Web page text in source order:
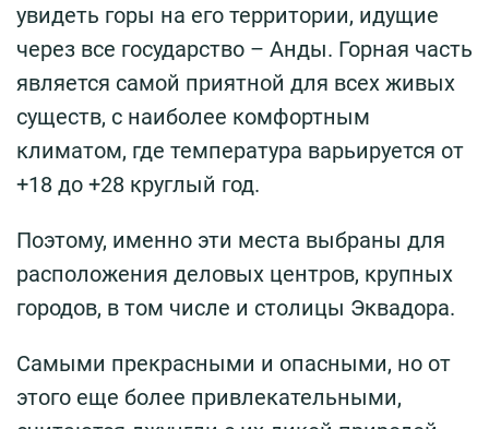
увидеть горы на его территории, идущие
через все государство – Анды. Горная часть
является самой приятной для всех живых
существ, с наиболее комфортным
климатом, где температура варьируется от
+18 до +28 круглый год.
Поэтому, именно эти места выбраны для
расположения деловых центров, крупных
городов, в том числе и столицы Эквадора.
Самыми прекрасными и опасными, но от
этого еще более привлекательными,